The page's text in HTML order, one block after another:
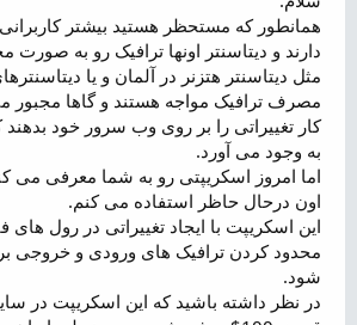
ض
و
ع
همانطور که مستحظر هستید بیشتر
دارند و دیتاسنتر اونها ترافیک رو به صورت
مثل دیتاسنتر هتزنر در آلمان و یا
مصرف ترافیک مواجه هستند و گاها مجبور
کار تغییراتی را بر روی وب سرور خود بدهند
به وجود می آورد.
اما امروز اسکریپتی رو به شما معرفی می
اون درحال حاظر استفاده می کنم.
این اسکریپت با ایجاد تغییراتی در رول
محدود کردن ترافیک های ورودی و خروجی
شود.
در نظر داشته باشید که این اسکریپت در